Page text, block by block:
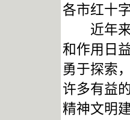
各市红十字
近年来
和作用日
勇于探索
许多有益
精神文明